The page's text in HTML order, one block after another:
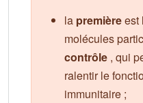
la premièreest
molécules
contrôle , qui
ralentir le
immunitaire ;